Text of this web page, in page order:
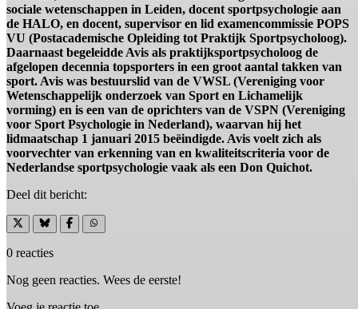
sociale wetenschappen in Leiden, docent sportpsychologie aan
de HALO, en docent, supervisor en lid examencommissie POPS
VU (Postacademische Opleiding tot Praktijk Sportpsycholoog).
Daarnaast begeleidde Avis als praktijksportpsycholoog de
afgelopen decennia topsporters in een groot aantal takken van
sport. Avis was bestuurslid van de VWSL (Vereniging voor
Wetenschappelijk onderzoek van Sport en Lichamelijk
vorming) en is een van de oprichters van de VSPN (Vereniging
voor Sport Psychologie in Nederland), waarvan hij het
lidmaatschap 1 januari 2015 beëindigde. Avis voelt zich als
voorvechter van erkenning van en kwaliteitscriteria voor de
Nederlandse sportpsychologie vaak als een Don Quichot.
Deel dit bericht:
0 reacties
Nog geen reacties. Wees de eerste!